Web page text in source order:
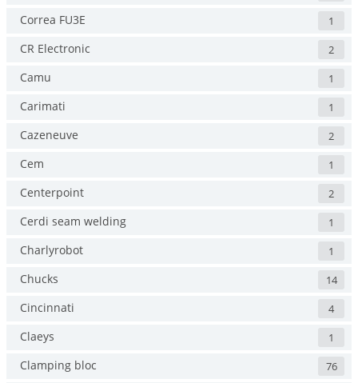
Correa FU3E 1
CR Electronic 2
Camu 1
Carimati 1
Cazeneuve 2
Cem 1
Centerpoint 2
Cerdi seam welding 1
Charlyrobot 1
Chucks 14
Cincinnati 4
Claeys 1
Clamping bloc 76